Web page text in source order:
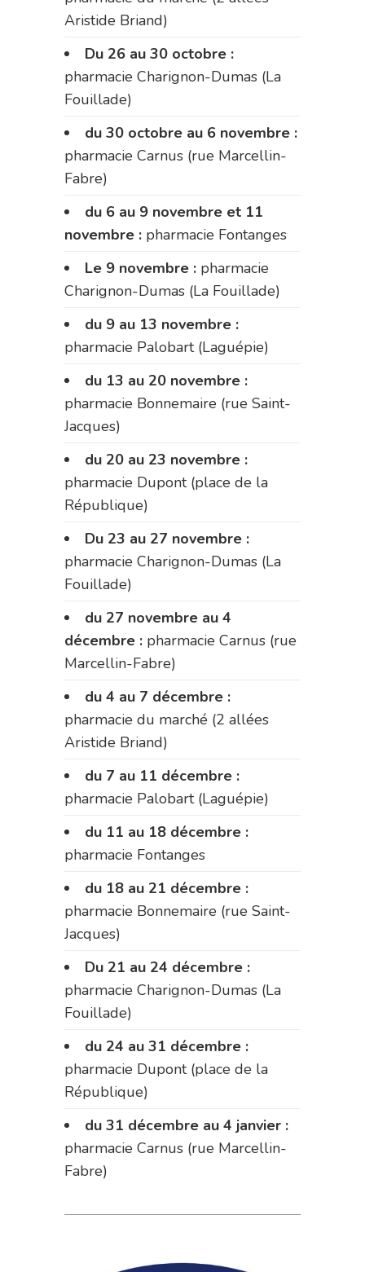
Aristide Briand)
Du 26 au 30 octobre :
pharmacie Charignon-Dumas (La
Fouillade)
du 30 octobre au 6 novembre :
pharmacie Carnus (rue Marcellin-
Fabre)
du 6 au 9 novembre et 11
novembre : pharmacie Fontanges
Le 9 novembre : pharmacie
Charignon-Dumas (La Fouillade)
du 9 au 13 novembre :
pharmacie Palobart (Laguépie)
du 13 au 20 novembre :
pharmacie Bonnemaire (rue Saint-
Jacques)
du 20 au 23 novembre :
pharmacie Dupont (place de la
République)
Du 23 au 27 novembre :
pharmacie Charignon-Dumas (La
Fouillade)
du 27 novembre au 4
décembre : pharmacie Carnus (rue
Marcellin-Fabre)
du 4 au 7 décembre :
pharmacie du marché (2 allées
Aristide Briand)
du 7 au 11 décembre :
pharmacie Palobart (Laguépie)
du 11 au 18 décembre :
pharmacie Fontanges
du 18 au 21 décembre :
pharmacie Bonnemaire (rue Saint-
Jacques)
Du 21 au 24 décembre :
pharmacie Charignon-Dumas (La
Fouillade)
du 24 au 31 décembre :
pharmacie Dupont (place de la
République)
du 31 décembre au 4 janvier :
pharmacie Carnus (rue Marcellin-
Fabre)